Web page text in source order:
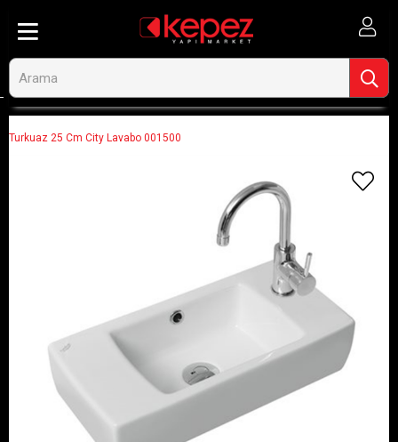
Turkuaz 25 Cm City Lavabo 001500